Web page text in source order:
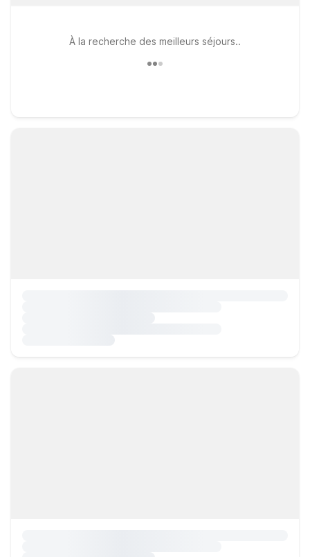
À la recherche des meilleurs séjours..